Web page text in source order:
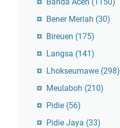
Bener Meriah (30)
Bireuen (175)
Langsa (141)
Lhokseumawe (298)
Meulaboh (210)
Pidie (56)
Pidie Jaya (33)